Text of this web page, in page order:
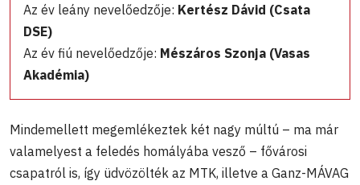
Az év leány nevelőedzője: Kertész Dávid (Csata
DSE)
Az év fiú nevelőedzője: Mészáros Szonja (Vasas
Akadémia)
Mindemellett megemlékeztek két nagy múltú – ma már
valamelyest a feledés homályába vesző – fővárosi
csapatról is, így üdvözölték az MTK, illetve a Ganz-MÁVAG